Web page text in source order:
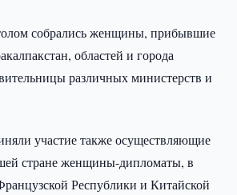
собрались женщины, прибывшие
областей и города
различных министерств и
участие также осуществляющие
стране женщины-дипломаты, в
Республики и Китайской